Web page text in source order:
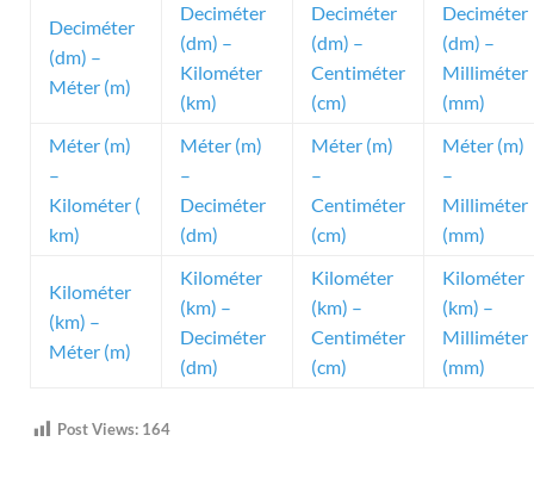
Deciméter
(dm) –
Méter (m)
Deciméter
(dm) –
Kilométer
(km)
Deciméter
(dm) –
Centiméter
(cm)
Deciméter
(dm) –
Milliméter
(mm)
Méter (m)
–
Kilométer (
km)
Méter (m)
–
Deciméter
(dm)
Méter (m)
–
Centiméter
(cm)
Méter (m)
–
Milliméter
(mm)
Kilométer
(km) –
Méter (m)
Kilométer
(km) –
Deciméter
(dm)
Kilométer
(km) –
Centiméter
(cm)
Kilométer
(km) –
Milliméter
(mm)
Post Views: 164